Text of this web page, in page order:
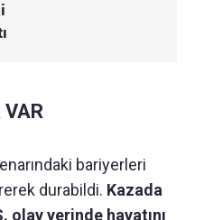
VAR
bariyerleri
durabildi. Kazada
olay yerinde hayatını